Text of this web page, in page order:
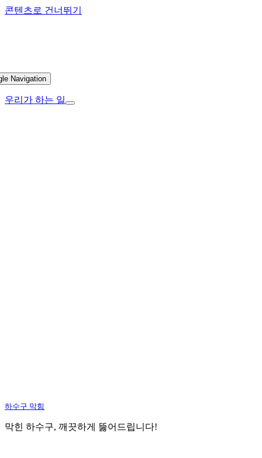
콘텐츠로 건너뛰기
Navigation
우리가 하는 일
하수구 막힘
막힌 하수구, 깨끗하게 뚫어드립니다!